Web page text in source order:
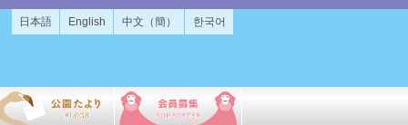
日本語 English 中文（簡） 한국어